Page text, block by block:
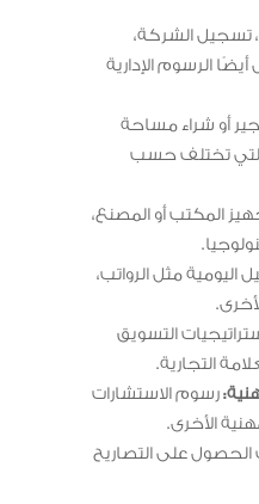
تسجيل الشركة،
الرسوم الإدارية
أو شراء مساحة
تختلف حسب
المكتب أو المصنع،
مثل الرواتب،
التسويق
التجارية.
رسوم الاستشارات
الأخرى.
الحصول على التصاريح